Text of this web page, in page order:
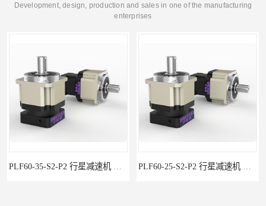
Development, design, production and sales in one of the manufacturing
enterprises